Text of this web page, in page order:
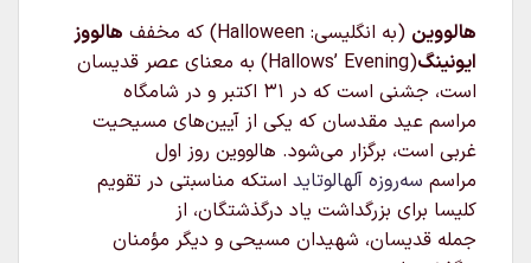
هالووین (به انگلیسی: Halloween) که مخفف هالووز
ایونینگ
(Hallows’ Evening) به معنای عصر قدیسان
است، جشنی است که در ۳۱ اکتبر و در شامگاه
مراسم عید مقدسان که یکی از آیین‌های مسیحیت
غربی است، برگزار می‌شود. هالووین روز اول
مراسم سه‌روزه آلهالوتاید استکه مناسبتی در تقویم
کلیسا برای بزرگداشت یاد درگذشتگان، از
جمله قدیسان، شهیدان مسیحی و دیگر مؤمنان